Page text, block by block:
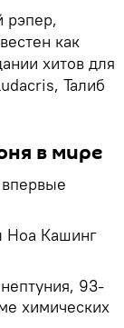
рэпер,
как
хитов для
Талиб
в мире
Ноа Кашинг
93-
химических